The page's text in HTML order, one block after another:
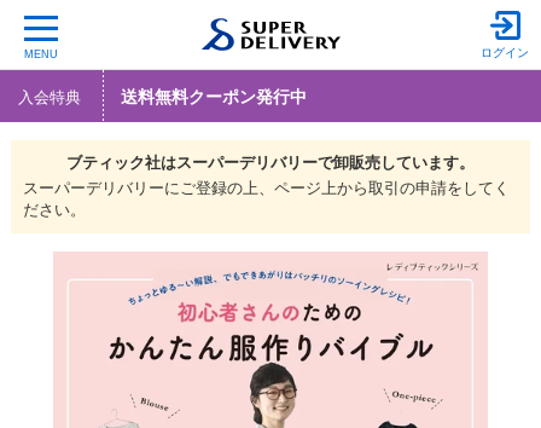
MENU ログイン
入会特典 送料無料クーポン発行中
ブティック社はスーパーデリバリーで卸販売しています。
スーパーデリバリーにご登録の上、ページ上から取引の申請をしてく
ださい。